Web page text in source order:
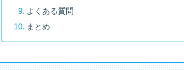
よくある質問
まとめ